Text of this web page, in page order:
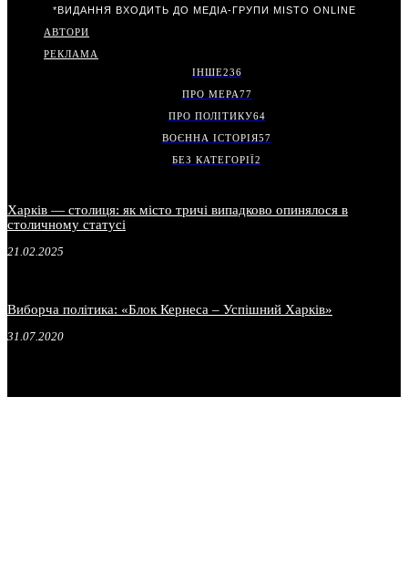
*ВИДАННЯ ВХОДИТЬ ДО МЕДІА-ГРУПИ MISTO ONLINE
АВТОРИ
РЕКЛАМА
ІНШЕ236
ПРО МЕРА77
ПРО ПОЛІТИКУ64
ВОЄННА ІСТОРІЯ57
БЕЗ КАТЕГОРІЇ2
Харків — столиця: як місто тричі випадково опинялося в
столичному статусі
21.02.2025
Виборча політика: «Блок Кернеса – Успішний Харків»
31.07.2020